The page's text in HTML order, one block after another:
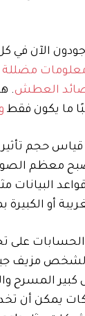
الآن في
مضللة
العطش.
ما يكون فقط
حجم تأثير
معظم الصور
البيانات
أو
على
لشخص مزيف
المسرح
يمكن أن